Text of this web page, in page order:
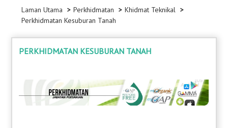
Laman Utama Perkhidmatan
Khidmat Teknikal
Perkhidmatan Kesuburan Tanah
PERKHIDMATAN KESUBURAN TANAH